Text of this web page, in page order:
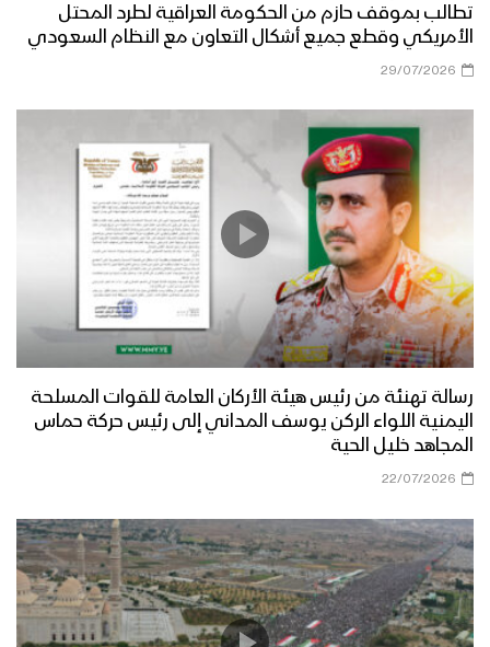
تطالب بموقف حازم من الحكومة العراقية لطرد المحتل
الأمريكي وقطع جميع أشكال التعاون مع النظام السعودي
29/07/2026
رسالة تهنئة من رئيس هيئة الأركان العامة للقوات المسلحة
اليمنية اللواء الركن يوسف المداني إلى رئيس حركة حماس
المجاهد خليل الحية
22/07/2026